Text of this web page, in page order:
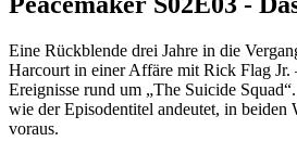
Eine Rückblende drei Jahre in die
Harcourt in einer Affäre mit Rick Flag Jr.
Ereignisse rund um „The Suicide
wie der Episodentitel andeutet, in beiden
voraus.